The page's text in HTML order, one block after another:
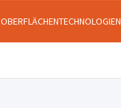
OBERFLÄCHENTECHNOLOGIEN